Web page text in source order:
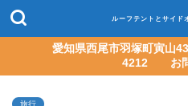
ルーフテントとサイド
愛知県西尾市羽塚町寅山
4212 お問
旅行